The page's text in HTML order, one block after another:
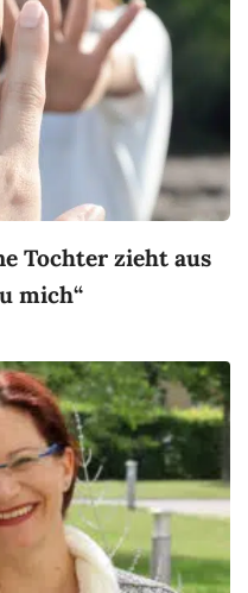
Tochter zieht aus
mich“